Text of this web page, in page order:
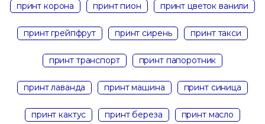
принт корона принт пион принт цветок ванили
принт грейпфрут принт сирень принт такси
принт транспорт принт папоротник
принт лаванда принт машина принт синица
принт кактус принт береза принт масло